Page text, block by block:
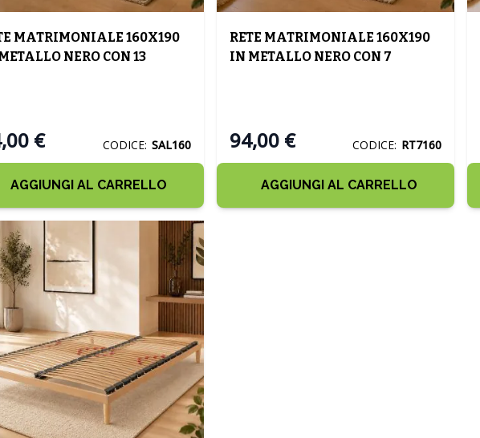
MATRIMONIALE 160X190
NERO CON 13
€ CODICE: SAL160
AGGIUNGI AL CARRELLO
RETE MATRIMONIALE 160X190
IN METALLO NERO CON 7
94,00 € CODICE: RT7160
AGGIUNGI AL CARRELLO